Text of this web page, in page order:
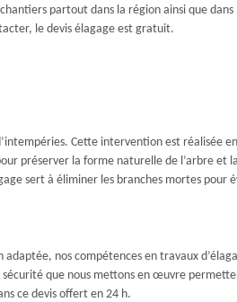
partout dans la région ainsi que dans
le devis élagage est gratuit.
Cette intervention est réalisée
préserver la forme naturelle de l’arbre et
sert à éliminer les branches mortes pour
nos compétences en travaux
que nous mettons en œuvre
ce devis offert en 24 h.